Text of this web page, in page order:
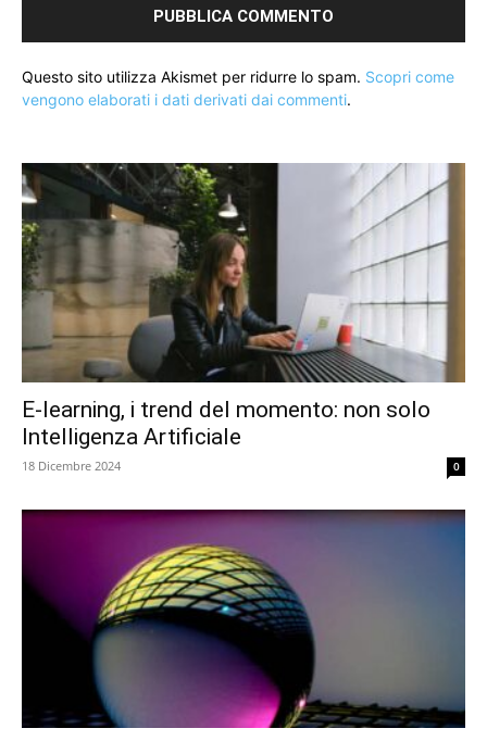
Questo sito utilizza Akismet per ridurre lo spam. Scopri come
vengono elaborati i dati derivati dai commenti.
E-learning, i trend del momento: non solo
Intelligenza Artificiale
18 Dicembre 2024 0